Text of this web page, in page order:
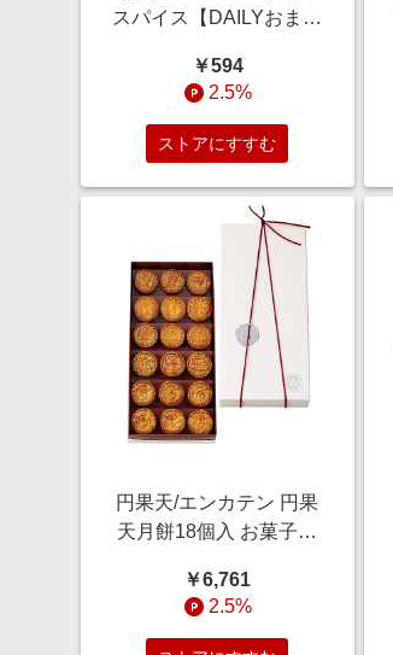
スパイス【DAILYおまと
越伊勢丹/公式】
￥594
2.5%
ストアにすすむ
円果天/エンカテン 円果
天月餅18個入 お菓子・
【三越伊勢丹/公式】
￥6,761
2.5%